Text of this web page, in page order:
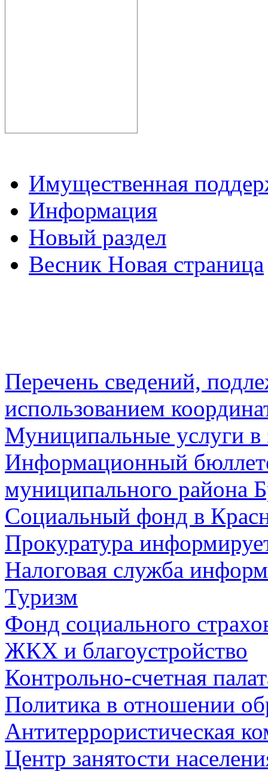
Имущественная
Информация
Новый раздел
Весник Новая страница
Перечень сведений,
использованием
Муниципальные услуги в
Информационный
муниципального района
Социальный фонд в
Прокуратура
Налоговая служба
Туризм
Фонд социального
ЖКХ и благоустройство
Контрольно-счетная
Политика в отношении
Антитеррористическая
Центр занятости